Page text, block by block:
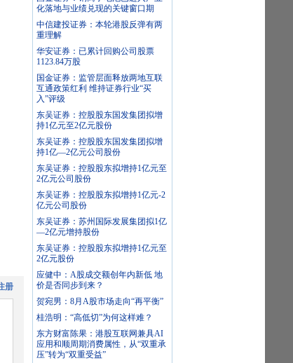
册
化落地与业绩兑现的关键窗口期
中信建投证券：本轮港股反弹有两
重理解
华安证券：已累计回购公司股票
1123.84万股
国金证券：监管层面释放两地互联
互通政策红利 维持证券行业“买
入”评级
东吴证券：控股股东国发集团拟增
持1亿元至2亿元股份
东吴证券：控股股东国发集团拟增
持1亿—2亿元公司股份
东吴证券：控股股东拟增持1亿元至
2亿元公司股份
东吴证券：控股股东拟增持1亿元-2
亿元公司股份
东吴证券：苏州国际发展集团拟1亿
—2亿元增持股份
东吴证券：控股股东拟增持1亿元至
2亿元股份
应健中：A股成交额创年内新低 地
价是否同步到来？
贺宛男：8月A股市场走向“再平衡”
桂浩明：“高低切”为何这样难？
东方财富陈果：港股互联网兼具AI
应用和顺周期消费属性，从“双重承
压”转为“双重受益”